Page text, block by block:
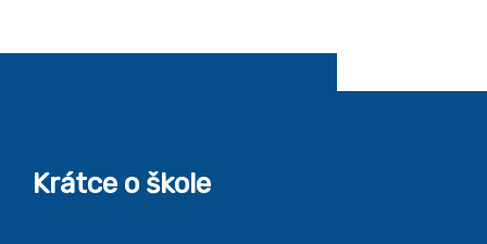
Krátce o škole